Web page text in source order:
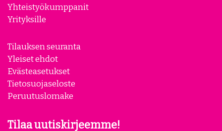
Yhteistyökumppanit
Yrityksille
Tilauksen seuranta
Yleiset ehdot
Evästeasetukset
Tietosuojaseloste
Peruutuslomake
Tilaa uutiskirjeemme!